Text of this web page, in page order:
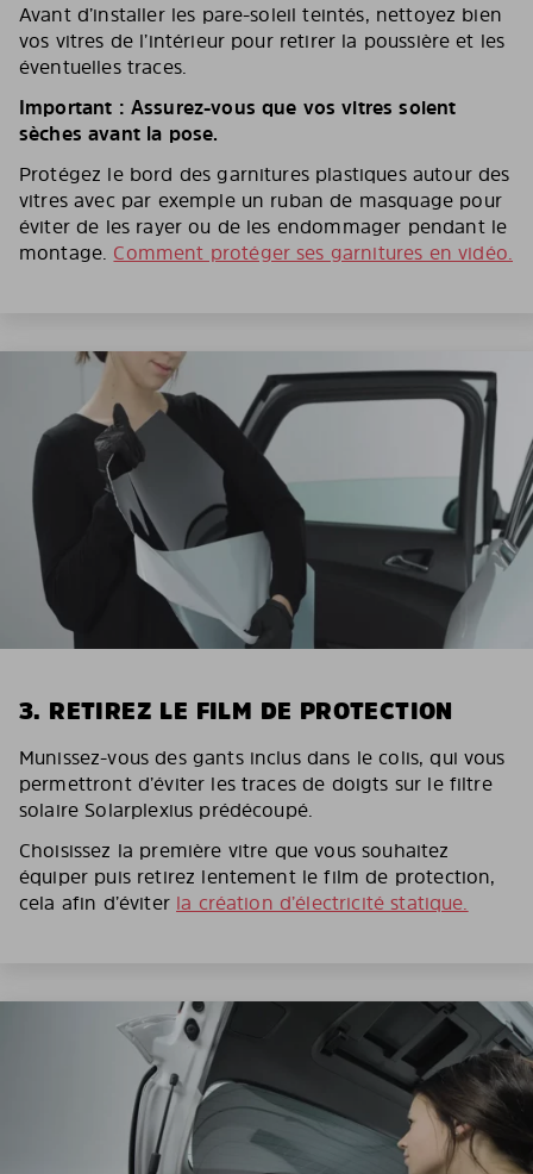
Avant d’installer les pare-soleil teintés, nettoyez bien
vos vitres de l’intérieur pour retirer la poussière et les
éventuelles traces.
Important : Assurez-vous que vos vitres soient
sèches avant la pose.
Protégez le bord des garnitures plastiques autour des
vitres avec par exemple un ruban de masquage pour
éviter de les rayer ou de les endommager pendant le
montage. Comment protéger ses garnitures en vidéo.
3. RETIREZ LE FILM DE PROTECTION
Munissez-vous des gants inclus dans le colis, qui vous
permettront d’éviter les traces de doigts sur le filtre
solaire Solarplexius prédécoupé.
Choisissez la première vitre que vous souhaitez
équiper puis retirez lentement le film de protection,
cela afin d’éviter la création d’électricité statique.